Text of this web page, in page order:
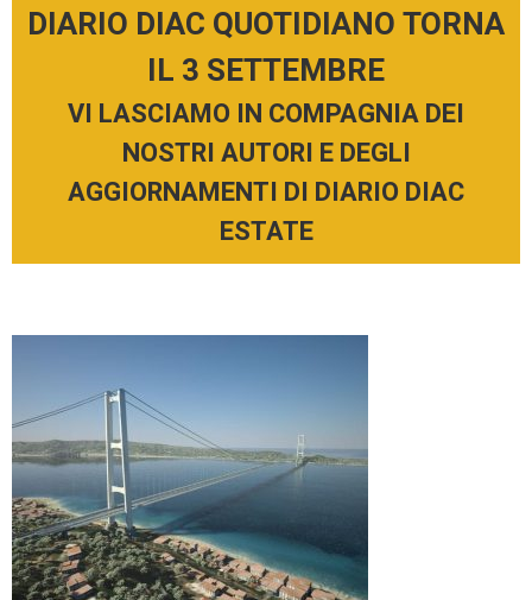
DIARIO DIAC QUOTIDIANO TORNA
IL 3 SETTEMBRE
VI LASCIAMO IN COMPAGNIA DEI
NOSTRI AUTORI E DEGLI
AGGIORNAMENTI DI DIARIO DIAC
ESTATE